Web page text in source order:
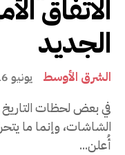
الاتفاق
الجديد
الشرق الأوسط يونيو 16, 2026
في بعض لحظات
الشاشات، وإنما ما
أُعلن...